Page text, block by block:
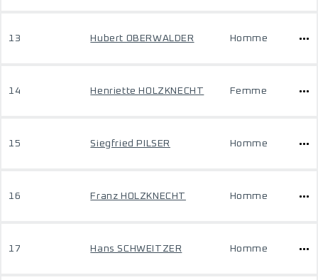
13 Hubert OBERWALDER Homme
14 Henriette HOLZKNECHT Femme
15 Siegfried PILSER Homme
16 Franz HOLZKNECHT Homme
17 Hans SCHWEITZER Homme